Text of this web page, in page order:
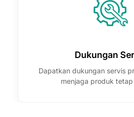
Dukungan
Dapatkan dukungan servis
menjaga produk